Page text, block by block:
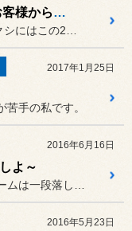
～ 毎年恒例のお参り＆お客様からの嬉しい差し入れです(^0^) ～
2017年1月25日
手の私です。
2016年6月16日
よ～
2016年5月23日